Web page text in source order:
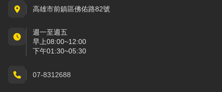
高雄市前鎮區佛佑路82號
週一至週五
早上08:00~12:00
下午01:30~05:30
07-8312688